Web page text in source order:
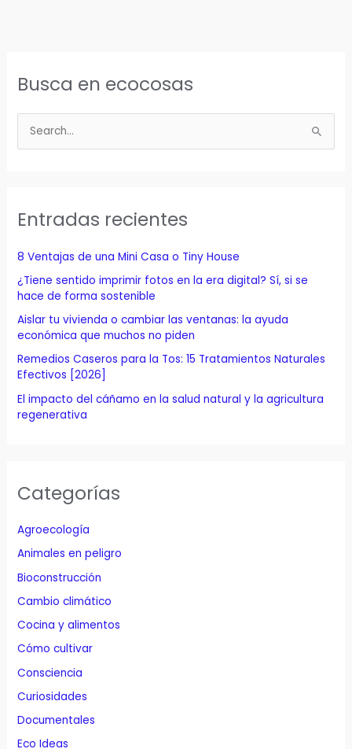
Busca en ecocosas
r
p
r
:
Entradas recientes
8 Ventajas de una Mini Casa o Tiny House
¿Tiene sentido imprimir fotos en la era digital? Sí, si se
hace de forma sostenible
Aislar tu vivienda o cambiar las ventanas: la ayuda
económica que muchos no piden
Remedios Caseros para la Tos: 15 Tratamientos Naturales
Efectivos [2026]
El impacto del cáñamo en la salud natural y la agricultura
regenerativa
Categorías
Agroecología
Animales en peligro
Bioconstrucción
Cambio climático
Cocina y alimentos
Cómo cultivar
Consciencia
Curiosidades
Documentales
Eco Ideas